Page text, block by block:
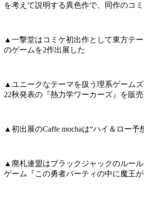
を考えて説明する異色作で、同作のコ
▲一撃堂はコミケ初出作として東方テ
のゲームを2作出展した
▲ユニークなテーマを扱う理系ゲーム
22秋発表の『熱力学ワーカーズ』を販売
▲初出展のCaffe mochaは“ハイ＆ロー
▲廃札連盟はブラックジャックのルー
ゲーム『この勇者パーティの中に魔王が